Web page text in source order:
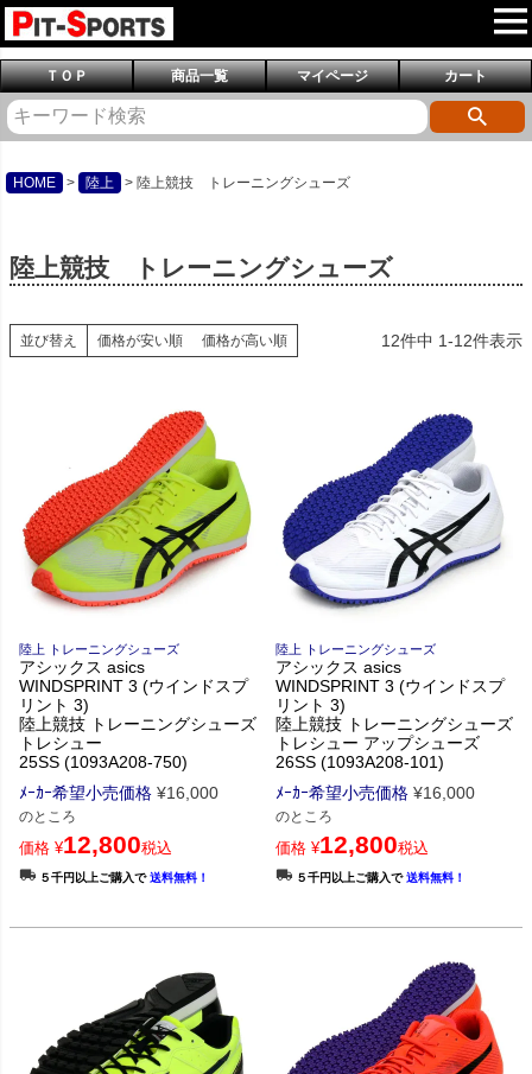
ＴＯＰ 商品一覧 マイページ カート
HOME 陸上 陸上競技 トレーニングシューズ
陸上競技 トレーニングシューズ
並び替え 価格が安い順 価格が高い順 12件中 1-12件表示
陸上 トレーニングシューズ
アシックス asics
WINDSPRINT 3 (ウインドスプ
リント 3)
陸上競技 トレーニングシューズ
トレシュー
25SS (1093A208-750)
ﾒｰｶｰ希望小売価格 ¥16,000
のところ
価格 ¥12,800税込
５千円以上ご購入で送料無料！
陸上 トレーニングシューズ
アシックス asics
WINDSPRINT 3 (ウインドスプ
リント 3)
陸上競技 トレーニングシューズ
トレシュー アップシューズ
26SS (1093A208-101)
ﾒｰｶｰ希望小売価格 ¥16,000
のところ
価格 ¥12,800税込
５千円以上ご購入で送料無料！